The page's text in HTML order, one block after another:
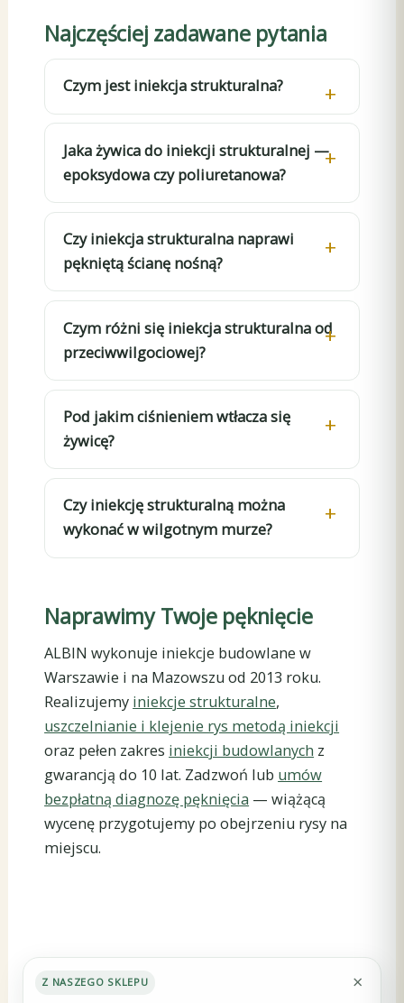
Najczęściej zadawane pytania
Czym jest iniekcja strukturalna?
Jaka żywica do iniekcji strukturalnej —
epoksydowa czy poliuretanowa?
Czy iniekcja strukturalna naprawi
pękniętą ścianę nośną?
Czym różni się iniekcja strukturalna od
przeciwwilgociowej?
Pod jakim ciśnieniem wtłacza się
żywicę?
Czy iniekcję strukturalną można
wykonać w wilgotnym murze?
Naprawimy Twoje pęknięcie
ALBIN wykonuje iniekcje budowlane w
Warszawie i na Mazowszu od 2013 roku.
Realizujemy iniekcje strukturalne,
uszczelnianie i klejenie rys metodą iniekcji
oraz pełen zakres iniekcji budowlanych z
gwarancją do 10 lat. Zadzwoń lub umów
bezpłatną diagnozę pęknięcia — wiążącą
wycenę przygotujemy po obejrzeniu rysy na
miejscu.
Z NASZEGO SKLEPU ×